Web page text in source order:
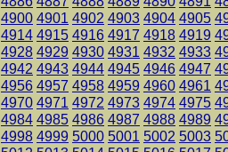
4900 4901 4902 4903 4904 4905
4914 4915 4916 4917 4918 4919
4928 4929 4930 4931 4932 4933
4942 4943 4944 4945 4946 4947
4956 4957 4958 4959 4960 4961
4970 4971 4972 4973 4974 4975
4984 4985 4986 4987 4988 4989
4998 4999 5000 5001 5002 5003